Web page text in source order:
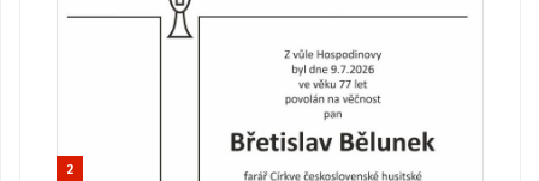
2